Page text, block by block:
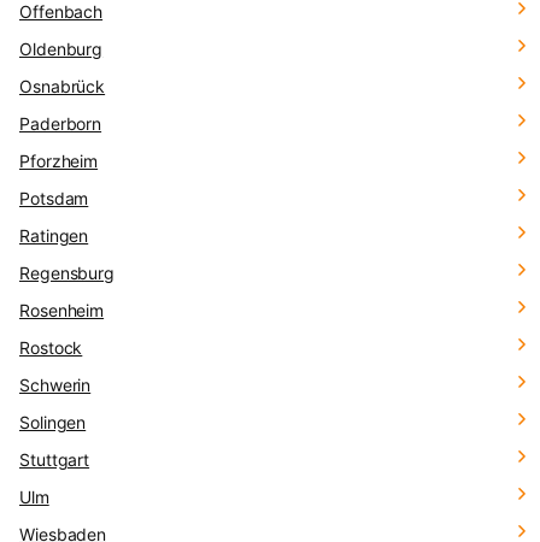
Offenbach
Oldenburg
Osnabrück
Paderborn
Pforzheim
Potsdam
Ratingen
Regensburg
Rosenheim
Rostock
Schwerin
Solingen
Stuttgart
Ulm
Wiesbaden